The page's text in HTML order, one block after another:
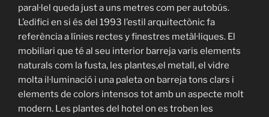
paral·lel queda just a uns metres com per autobús.
L’edifici en si és del 1993 l’estil arquitectònic fa
referència a línies rectes y finestres metàl·liques. El
mobiliari que té al seu interior barreja varis elements
naturals com la fusta, les plantes,el metall, el vidre
molta il·luminació i una paleta on barreja tons clars i
elements de colors intensos tot amb un aspecte molt
modern. Les plantes del hotel on es troben les